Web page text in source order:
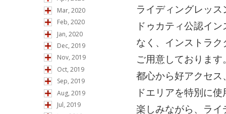
Mar, 2020
Feb, 2020
Jan, 2020
Dec, 2019
Nov, 2019
Oct, 2019
Sep, 2019
Aug, 2019
Jul, 2019
ライディングレッ
ドゥカティ公認イ
なく、インストラ
ご用意しております
都心から好アクセ
ドエリアを特別に
楽しみながら、ラ